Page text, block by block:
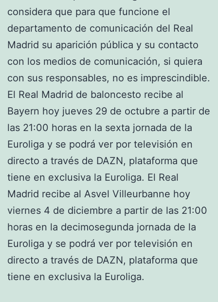
considera que para que funcione el
departamento de comunicación del Real
Madrid su aparición pública y su contacto
con los medios de comunicación, si quiera
con sus responsables, no es imprescindible.
El Real Madrid de baloncesto recibe al
Bayern hoy jueves 29 de octubre a partir de
las 21:00 horas en la sexta jornada de la
Euroliga y se podrá ver por televisión en
directo a través de DAZN, plataforma que
tiene en exclusiva la Euroliga. El Real
Madrid recibe al Asvel Villeurbanne hoy
viernes 4 de diciembre a partir de las 21:00
horas en la decimosegunda jornada de la
Euroliga y se podrá ver por televisión en
directo a través de DAZN, plataforma que
tiene en exclusiva la Euroliga.